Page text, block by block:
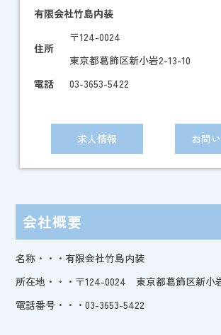
有限会社竹島内装
住所
〒124-0024
東京都葛飾区新小岩2-13-10
電話
03-3653-5422
求人情報 お問
会社概要
名称・・・有限会社竹島内装
所在地・・・〒124-0024 東京都葛飾区新小
電話番号・・・03-3653-5422